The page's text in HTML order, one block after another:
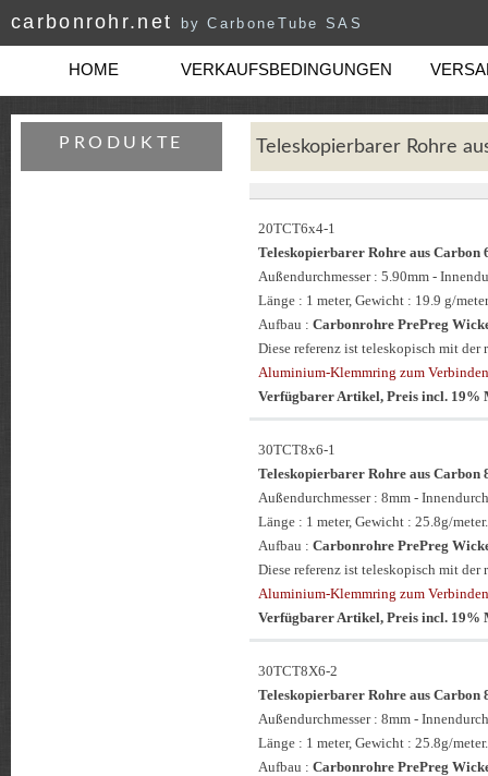
carbonrohr.net by CarboneTube SAS
HOME VERKAUFSBEDINGUNGEN
PRODUKTE Teleskopierbarer Rohre
20TCT6x4-1
Teleskopierbarer Rohre aus Carbon
Außendurchmesser : 5.90mm -
Länge : 1 meter, Gewicht : 19.9 g/
Aufbau : Carbonrohre PrePreg
Diese referenz ist teleskopisch mit der
Aluminium-Klemmring zum
Verfügbarer Artikel, Preis incl. 19%
30TCT8x6-1
Teleskopierbarer Rohre aus Carbon
Außendurchmesser : 8mm -
Länge : 1 meter, Gewicht : 25.8g/meter.
Aufbau : Carbonrohre PrePreg
Diese referenz ist teleskopisch mit
Aluminium-Klemmring zum
Verfügbarer Artikel, Preis incl. 19%
30TCT8X6-2
Teleskopierbarer Rohre aus Carbon
Außendurchmesser : 8mm -
Länge : 1 meter, Gewicht : 25.8g/meter.
Aufbau : Carbonrohre PrePreg